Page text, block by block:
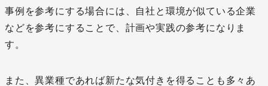
事例を参考にする場合には、自社と環境が似ている企業
などを参考にすることで、計画や実践の参考になりま
す。
また、異業種であれば新たな気付きを得ることも多々あ